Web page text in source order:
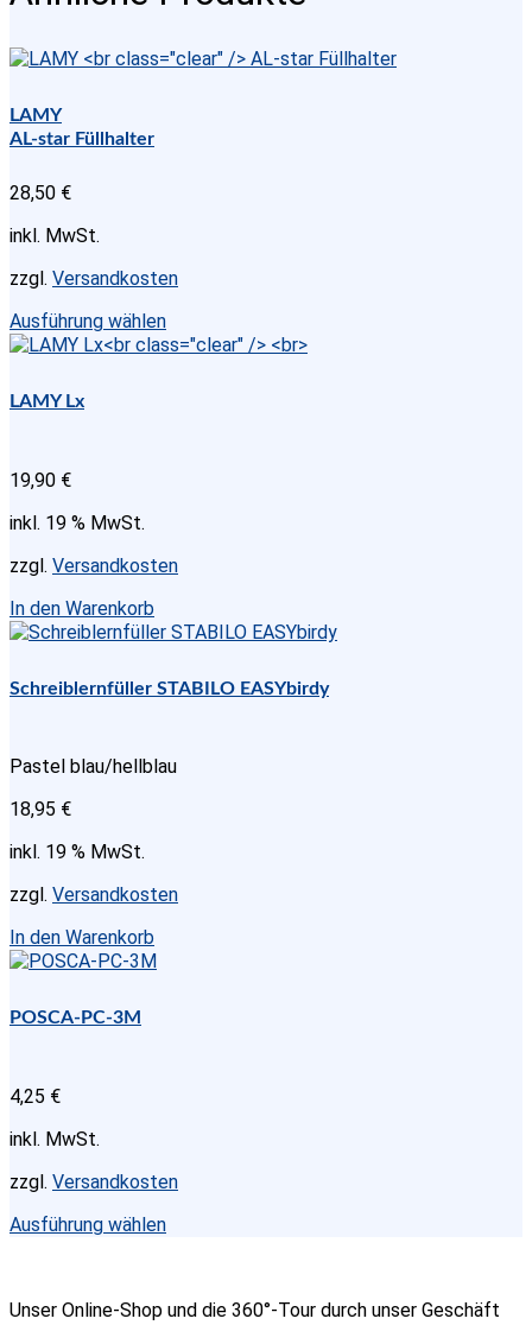
LAMY
AL-star Füllhalter
28,50 €
inkl. MwSt.
zzgl. Versandkosten
Ausführung wählenDieses
Produkt
der
Produktseite
werden
LAMY Lx
19,90 €
inkl. 19 % MwSt.
zzgl. Versandkosten
In den Warenkorb
Schreiblernfüller STABILO EASYbirdy
Pastel blau/hellblau
18,95 €
inkl. 19 % MwSt.
zzgl. Versandkosten
In den Warenkorb
POSCA-PC-3M
4,25 €
inkl. MwSt.
zzgl. Versandkosten
Ausführung wählenDieses
Varianten
Unser Online-Shop und die 360°-Tour durch unser Geschäft